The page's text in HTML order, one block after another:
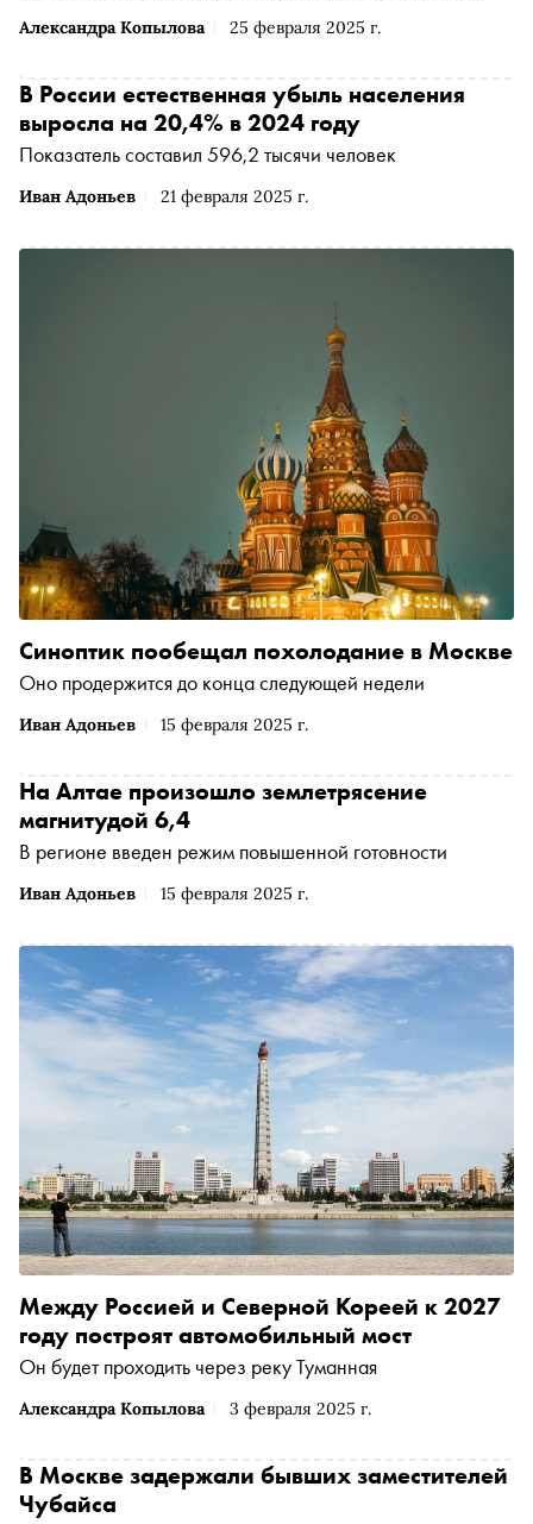
Александра Копылова 25 февраля 2025 г.
Иван Адоньев 21 февраля 2025 г.
В России естественная убыль населения
выросла на 20,4% в 2024 году
Показатель составил 596,2 тысячи человек
Иван Адоньев 15 февраля 2025 г.
Синоптик пообещал похолодание в Москве
Оно продержится до конца следующей недели
Иван Адоньев 15 февраля 2025 г.
На Алтае произошло землетрясение
магнитудой 6,4
В регионе введен режим повышенной готовности
Александра Копылова 3 февраля 2025 г.
Между Россией и Северной Кореей к 2027
году построят автомобильный мост
Он будет проходить через реку Туманная
В Москве задержали бывших заместителей
Чубайса